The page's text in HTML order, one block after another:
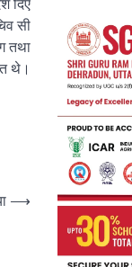
दिए
सी
तथा
थे।
⟶